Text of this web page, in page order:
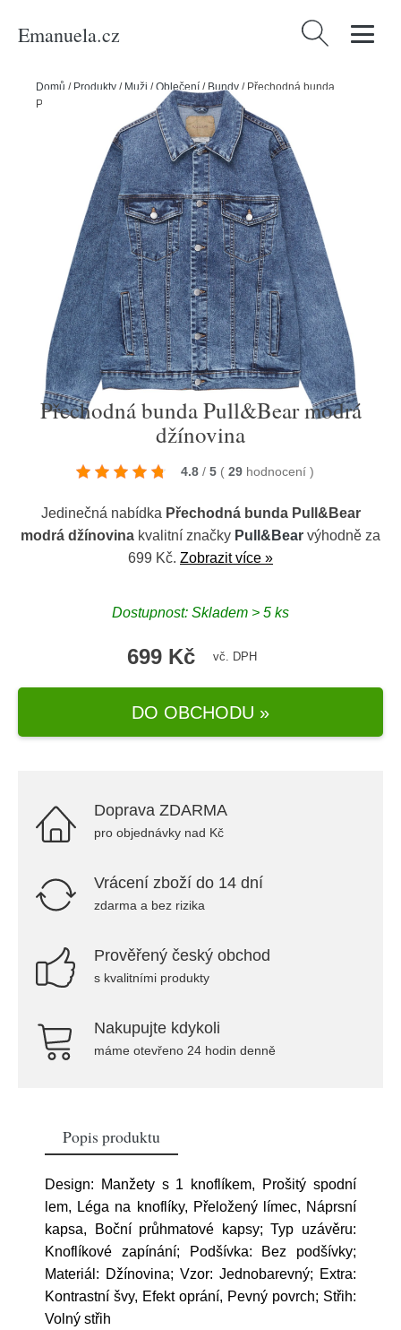
Emanuela.cz Vyhledávání
Domů / Produkty / Muži /Oblečení / Bundy / Přechodná bunda
Pull&Bear modrá džínovina
Přechodná bunda Pull&Bear modrá
džínovina
4.8 / 5 ( 29 hodnocení )
Jedinečná nabídka Přechodná bunda Pull&Bear
modrá džínovina kvalitní značky Pull&Bear výhodně za
699 Kč. Zobrazit více »
Dostupnost: Skladem > 5 ks
699 Kč vč. DPH
DO OBCHODU »
Doprava ZDARMA
pro objednávky nad Kč
Vrácení zboží do 14 dní
zdarma a bez rizika
Prověřený český obchod
s kvalitními produkty
Nakupujte kdykoli
máme otevřeno 24 hodin denně
Popis produktu
Design: Manžety s 1 knoflíkem, Prošitý spodní
lem, Léga na knoflíky, Přeložený límec, Náprsní
kapsa, Boční průhmatové kapsy; Typ uzávěru:
Knoflíkové zapínání; Podšívka: Bez podšívky;
Materiál: Džínovina; Vzor: Jednobarevný; Extra:
Kontrastní švy, Efekt oprání, Pevný povrch; Střih:
Volný střih